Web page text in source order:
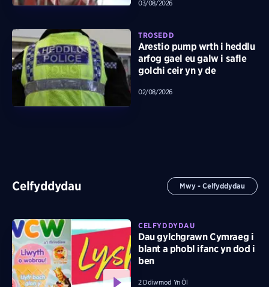
03/08/2026
TROSEDD
Arestio pump wrth i heddlu
arfog gael eu galw i safle
golchi ceir yn y de
02/08/2026
Celfyddydau Mwy - Celfyddydau
CELFYDDYDAU
Dau gylchgrawn Cymraeg i
blant a phobl ifanc yn dod i
ben
2 Ddiwrnod Yn Ôl